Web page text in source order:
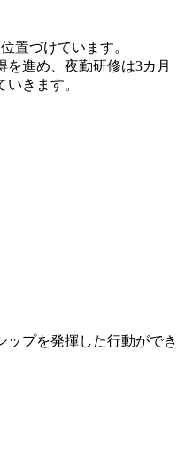
置づけています。
進め、夜勤研修は3カ月
きます。
ップを発揮した行動ができ